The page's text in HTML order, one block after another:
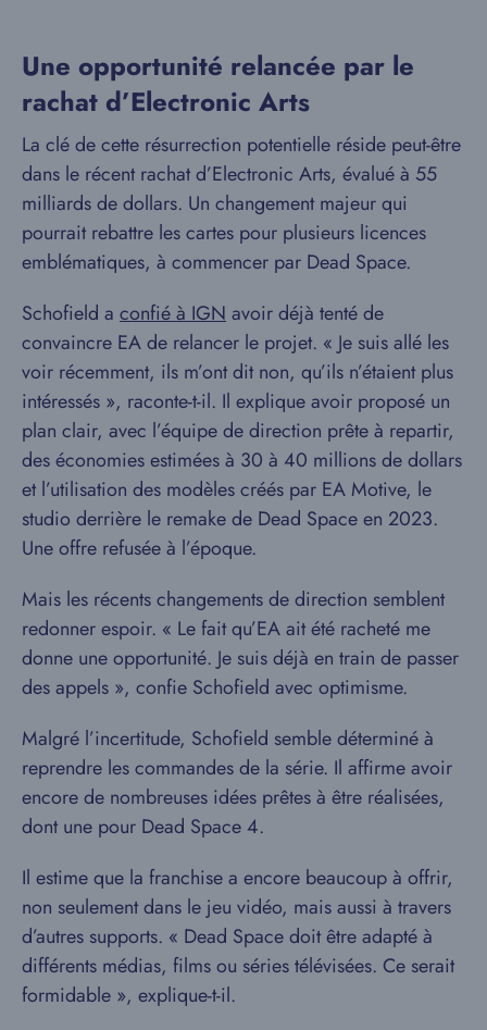
Une opportunité relancée par le
rachat d’Electronic Arts
La clé de cette résurrection potentielle réside peut-être
dans le récent rachat d’Electronic Arts, évalué à 55
milliards de dollars. Un changement majeur qui
pourrait rebattre les cartes pour plusieurs licences
emblématiques, à commencer par Dead Space.
Schofield a confié à IGN avoir déjà tenté de
convaincre EA de relancer le projet. « Je suis allé les
voir récemment, ils m’ont dit non, qu’ils n’étaient plus
intéressés », raconte-t-il. Il explique avoir proposé un
plan clair, avec l’équipe de direction prête à repartir,
des économies estimées à 30 à 40 millions de dollars
et l’utilisation des modèles créés par EA Motive, le
studio derrière le remake de Dead Space en 2023.
Une offre refusée à l’époque.
Mais les récents changements de direction semblent
redonner espoir. « Le fait qu’EA ait été racheté me
donne une opportunité. Je suis déjà en train de passer
des appels », confie Schofield avec optimisme.
Malgré l’incertitude, Schofield semble déterminé à
reprendre les commandes de la série. Il affirme avoir
encore de nombreuses idées prêtes à être réalisées,
dont une pour Dead Space 4.
Il estime que la franchise a encore beaucoup à offrir,
non seulement dans le jeu vidéo, mais aussi à travers
d’autres supports. « Dead Space doit être adapté à
différents médias, films ou séries télévisées. Ce serait
formidable », explique-t-il.